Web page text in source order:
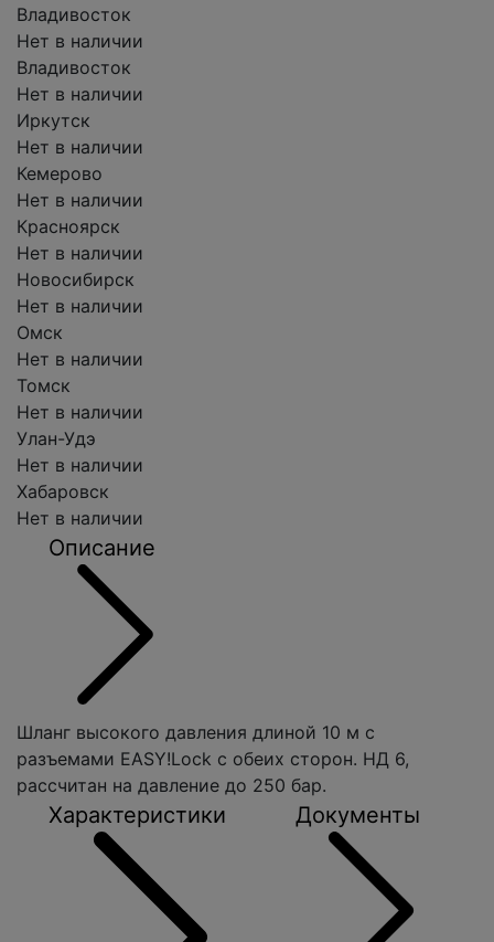
Владивосток
Нет в наличии
Владивосток
Нет в наличии
Иркутск
Нет в наличии
Кемерово
Нет в наличии
Красноярск
Нет в наличии
Новосибирск
Нет в наличии
Омск
Нет в наличии
Томск
Нет в наличии
Улан-Удэ
Нет в наличии
Хабаровск
Нет в наличии
Описание
Шланг высокого давления длиной 10 м с
разъемами EASY!Lock с обеих сторон. НД 6,
рассчитан на давление до 250 бар.
Характеристики Документы